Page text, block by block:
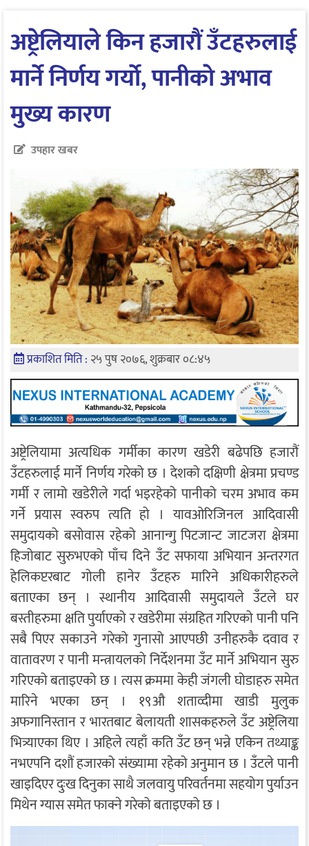
अष्ट्रेलियाले किन हजारौं उँटहरुलाई
मार्ने निर्णय गर्याे, पानीकाे अभाव
मुख्य कारण
उपहार खबर
प्रकाशित मिति : २५ पुष २०७६, शुक्रबार ०८:४५
अष्ट्रेलियामा अत्यधिक गर्मीका कारण खडेरी बढेपछि हजारौं
उँटहरुलाई मार्ने निर्णय गरेको छ । देशको दक्षिणी क्षेत्रमा प्रचण्ड
गर्मी र लामो खडेरीले गर्दा भइरहेको पानीको चरम अभाव कम
गर्ने प्रयास स्वरुप त्यति हो । यावओरिजिनल आदिवासी
समुदायको बसोवास रहेको आनान्गु पिटजान्ट जाटजरा क्षेत्रमा
हिजोबाट सुरुभएको पाँच दिने उँट सफाया अभियान अन्तरगत
हेलिकप्टरबाट गोली हानेर उँटहरु मारिने अधिकारीहरुले
बताएका छन् । स्थानीय आदिवासी समुदायले उँटले घर
बस्तीहरुमा क्षति पुर्याएको र खडेरीमा संग्रहित गरिएको पानी पनि
सबै पिएर सकाउने गरेको गुनासो आएपछी उनीहरुकै दवाव र
वातावरण र पानी मन्त्रायलको निर्देशनमा उँट मार्ने अभियान सुरु
गरिएको बताइएको छ । त्यस क्रममा केही जंगली घोडाहरु समेत
मारिने भएका छन् । १९औ शताव्दीमा खाडी मुलुक
अफगानिस्तान र भारतबाट बेलायती शासकहरुले उँट अष्ट्रेलिया
भित्र्याएका थिए । अहिले त्यहाँ कति उँट छन् भन्ने एकिन तथ्याङ्क
नभएपनि दशौं हजारको संख्यामा रहेको अनुमान छ । उँटले पानी
खाइदिएर दुःख दिनुका साथै जलवायु परिवर्तनमा सहयोग पुर्याउन
मिथेन ग्यास समेत फाक्ने गरेको बताइएको छ ।